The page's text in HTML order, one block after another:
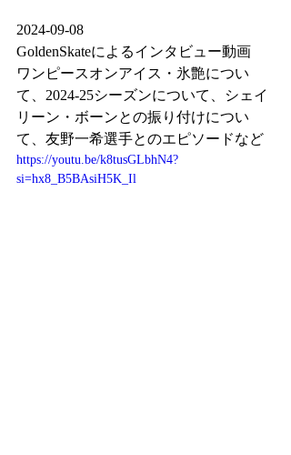
2024-09-08
GoldenSkateによるインタビュー動画
ワンピースオンアイス・氷艶につい
て、2024-25シーズンについて、シェイ
リーン・ボーンとの振り付けについ
て、友野一希選手とのエピソードなど
https://youtu.be/k8tusGLbhN4?
si=hx8_B5BAsiH5K_Il